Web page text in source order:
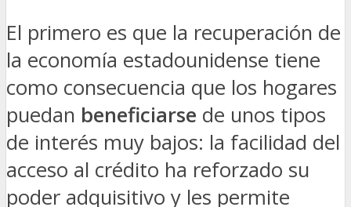
El primero es que la recuperación de
la economía estadounidense tiene
como consecuencia que los hogares
puedan beneficiarse de unos tipos
de interés muy bajos: la facilidad del
acceso al crédito ha reforzado su
poder adquisitivo y les permite